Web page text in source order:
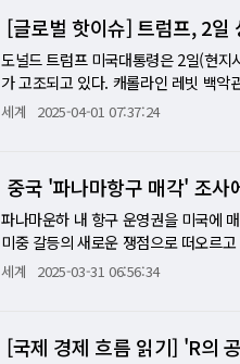
세를 부과하는 것보다 상대적으로 관
단일 관세율을 부과하는 방안 국가별
세율은 사실상 트럼프 대통령이 지난
13일 상무부와 무역대표부(USTR)에
브리핑에서 "트럼프 대통령과 통상·
'트럼프발(發) 관세 전쟁'이 글로벌
른 나라도 맞대응을 예고하고 나서면
의 경제체제인 한국은 대(對)미국 수
비상사태를 맞게 됐다. 미국의 상호관
수립하는 동시에 전세계 주요 국가의
제 등이 포함됐다. 트럼프 대통령은
를 맺고 있어 사실상 대미(對美)관세
[글로벌 핫이슈] 트럼프, 2
도널드 트럼프 미국대통령은 2일(현
가 고조되고 있다. 캐롤라인 레빗 백
위해 할 수 있는 게 있냐는 질문에 "유
사실상 불가능하게 만들고, 많은 미
는 4월 2일 발표하는 관세가 국가별
문별 관세 부과에도 전념하고 있다고
는 상호관세 부과 대상국의 숫자 등 구
호주같이 대미 관세가 없지만 비관세
시점을 포착한 것에 불과하며 대통령
서도 괜찮을 것"이라고 답했다. 레빗
세계 2025-04-01 07:37:24
중국 '파나마항구 매각' 조
파나마운하 내 항구 운영권을 미국에
미중 갈등의 새로운 쟁점으로 떠오르
간) "중국 당국이 반(反)독점 조사에
린 입장문에서 CK허치슨과 블랙록
정경쟁을 보호하고 사회의 공공이익
세계 2025-03-31 06:56:34
[국제 경제 흐름 읽기] 'R의